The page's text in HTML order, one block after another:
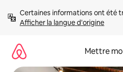
directement
Afficher la langue d'origine
Mettre